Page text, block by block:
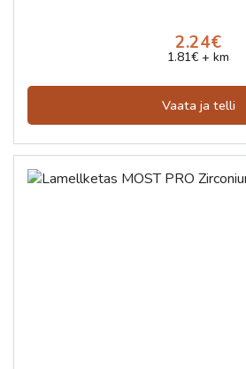
2.24€
1.81€ + km
Vaata ja telli